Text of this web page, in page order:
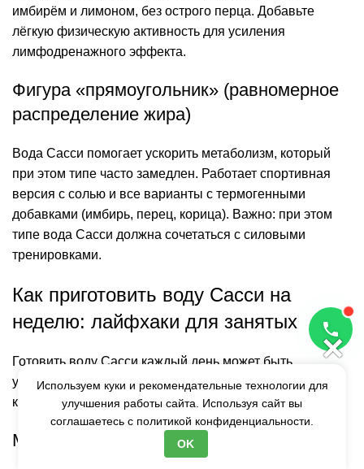
имбирём и лимоном, без острого перца. Добавьте
лёгкую физическую активность для усиления
лимфодренажного эффекта.
Фигура «прямоугольник» (равномерное
распределение жира)
Вода Сасси помогает ускорить метаболизм, который
при этом типе часто замедлен. Работает спортивная
версия с солью и все варианты с термогенными
добавками (имбирь, перец, корица). Важно: при этом
типе вода Сасси должна сочетаться с силовыми
тренировками.
Как приготовить воду Сасси на
неделю: лайфхаки для занятых
Готовить воду Сасси каждый день может быть
утомительно. Вот как упростить процесс без потери
качества.
Метод batch-prep (на 3 дня)
×
Используем куки и рекомендательные технологии для
улучшения работы сайта. Используя сайт вы
соглашаетесь с политикой конфиденциальности.
OK